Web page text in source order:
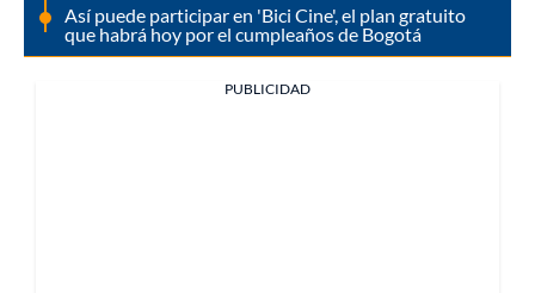
Así puede participar en 'Bici Cine', el plan gratuito
que habrá hoy por el cumpleaños de Bogotá
PUBLICIDAD